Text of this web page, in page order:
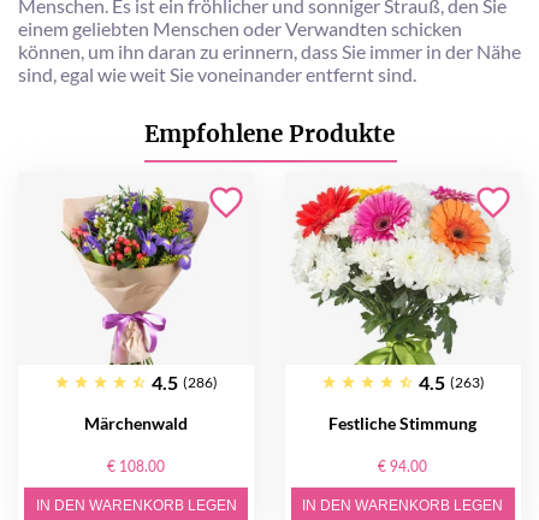
Menschen. Es ist ein fröhlicher und sonniger Strauß, den Sie
einem geliebten Menschen oder Verwandten schicken
können, um ihn daran zu erinnern, dass Sie immer in der Nähe
sind, egal wie weit Sie voneinander entfernt sind.
Empfohlene Produkte
4.5 (286)
Märchenwald
€ 108.00
IN DEN WARENKORB LEGEN
4.5 (263)
Festliche Stimmung
€ 94.00
IN DEN WARENKORB LEGEN